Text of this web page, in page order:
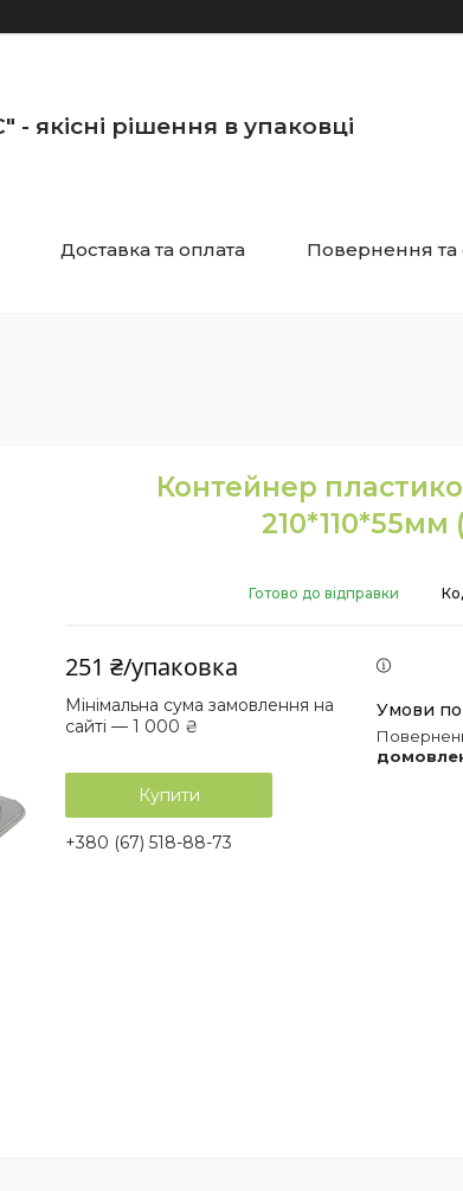
якісні рішення в упаковці
Доставка та оплата Повернення та
Контейнер
210*110*55мм
Готово до відправки
251 ₴/упаковка
Мінімальна сума замовлення на
сайті — 1 000 ₴
Купити
+380 (67) 518-88-73